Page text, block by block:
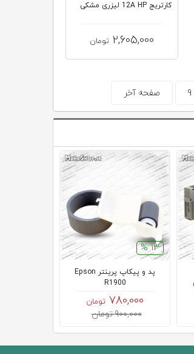
کارتریج 12A HP لیزری مشکی
2,605,000 تومان
9 صفحه آخر
13 %
پد و پیکاپ پرینتر Epson
R1900
780,000 تومان
900,000 تومان